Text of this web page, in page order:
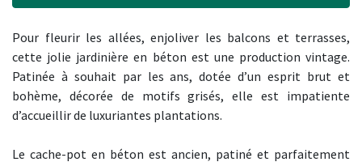
Pour fleurir les allées, enjoliver les balcons et terrasses,
cette jolie jardinière en béton est une production vintage.
Patinée à souhait par les ans, dotée d’un esprit brut et
bohème, décorée de motifs grisés, elle est impatiente
d’accueillir de luxuriantes plantations.
Le cache-pot en béton est ancien, patiné et parfaitement